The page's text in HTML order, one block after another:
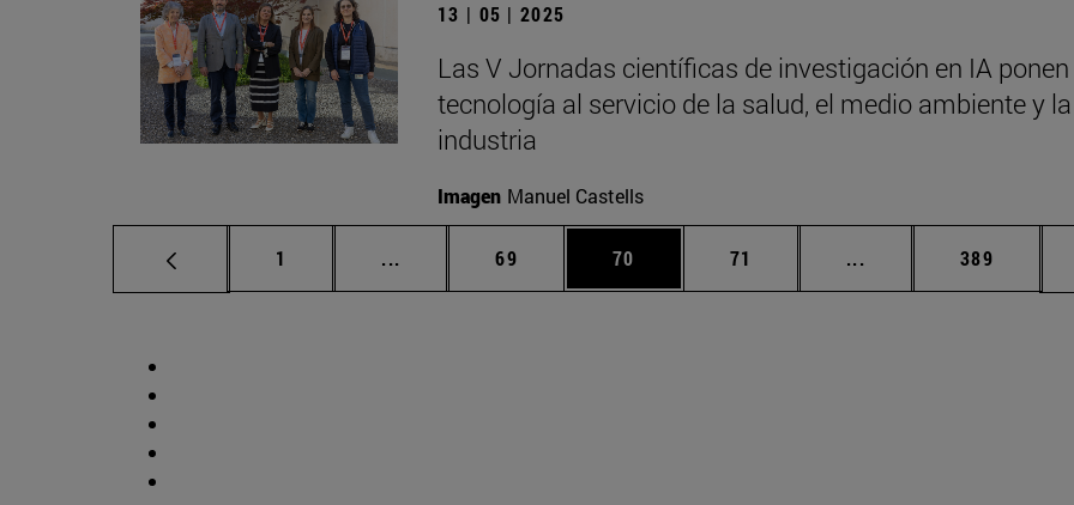
13 | 05 | 2025
Las V Jornadas científicas de investigación en IA
tecnología al servicio de la salud, el medio ambiente y la
industria
Imagen Manuel Castells
Página
1 ... Páginas intermedias Use TAB para desplazarse.
Página
69 Página
70 Página
71 ... Páginas intermedias
Página
389